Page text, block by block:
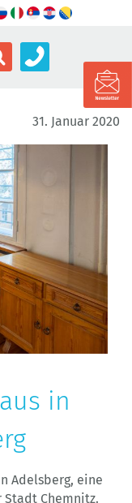
31. Januar 2020
in
Adelsberg, eine
Stadt Chemnitz.